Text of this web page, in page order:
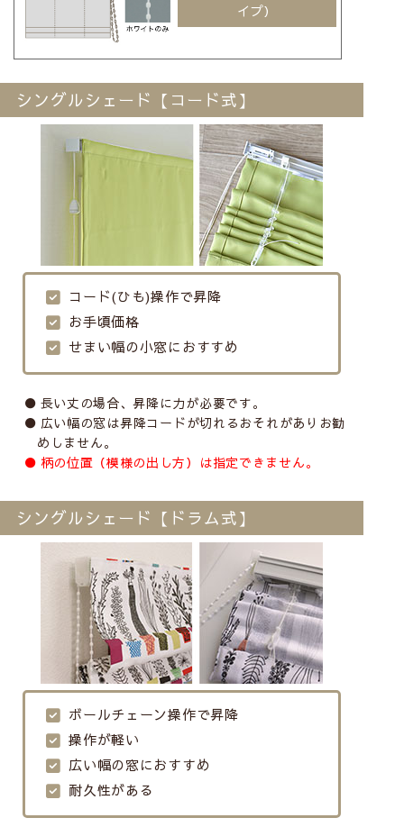
イプ）
シングルシェード【コード式】
コード(ひも)操作で昇降
お手頃価格
せまい幅の小窓におすすめ
長い丈の場合、昇降に力が必要です。
広い幅の窓は昇降コードが切れるおそれがありお勧
めしません。
柄の位置（模様の出し方）は指定できません。
シングルシェード【ドラム式】
ボールチェーン操作で昇降
操作が軽い
広い幅の窓におすすめ
耐久性がある